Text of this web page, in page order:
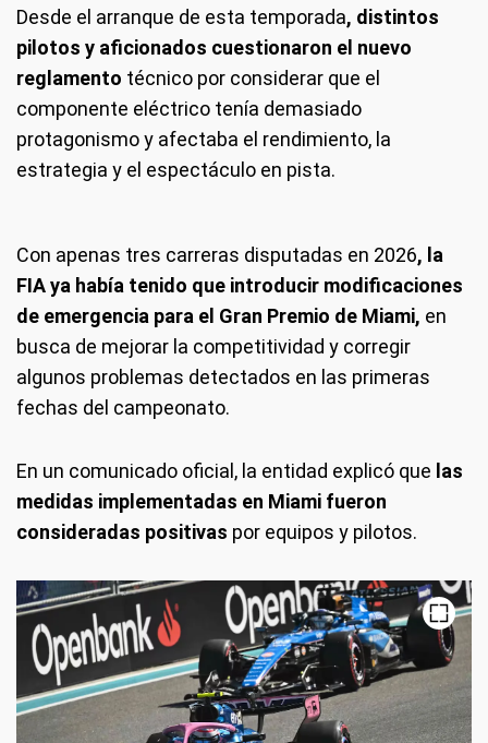
Desde el arranque de esta temporada, distintos
pilotos y aficionados cuestionaron el nuevo
reglamento técnico por considerar que el
componente eléctrico tenía demasiado
protagonismo y afectaba el rendimiento, la
estrategia y el espectáculo en pista.
Con apenas tres carreras disputadas en 2026, la
FIA ya había tenido que introducir modificaciones
de emergencia para el Gran Premio de Miami, en
busca de mejorar la competitividad y corregir
algunos problemas detectados en las primeras
fechas del campeonato.
En un comunicado oficial, la entidad explicó que las
medidas implementadas en Miami fueron
consideradas positivas por equipos y pilotos.